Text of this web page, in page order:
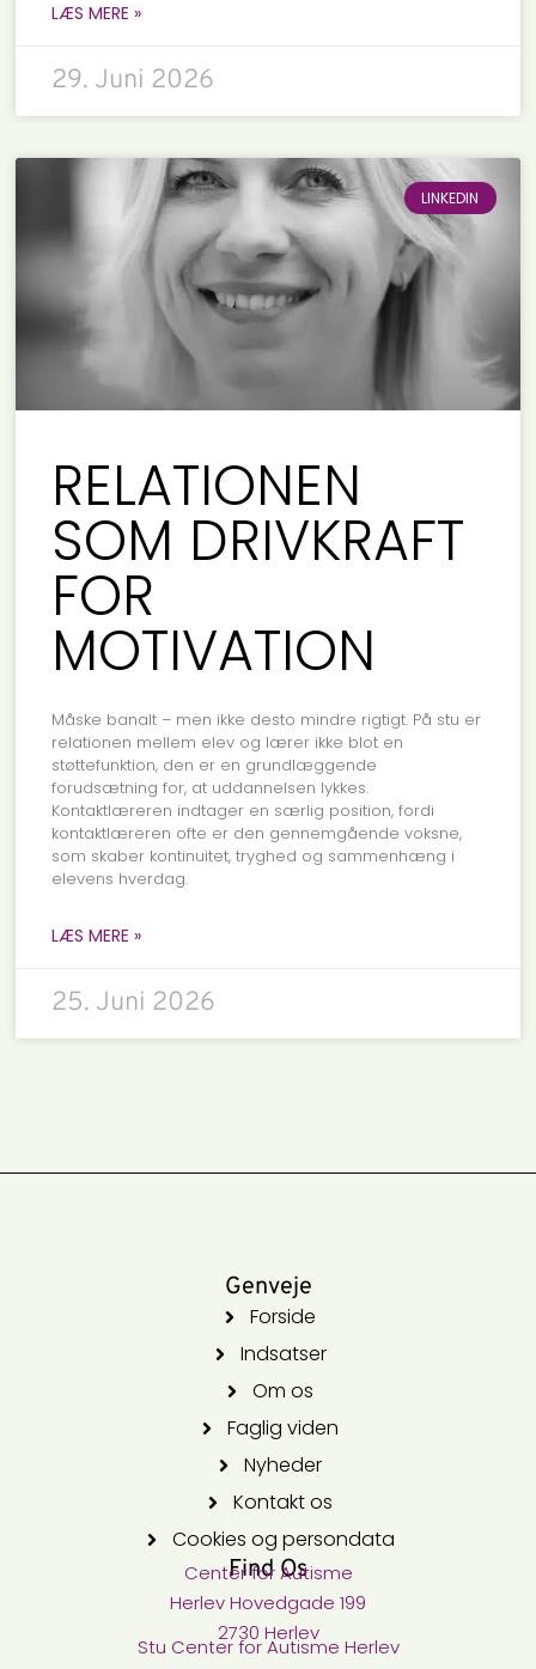
LÆS MERE »
29. Juni 2026
LINKEDIN
RELATIONEN
SOM DRIVKRAFT
FOR
MOTIVATION
Måske banalt – men ikke desto mindre rigtigt. På stu er
relationen mellem elev og lærer ikke blot en
støttefunktion, den er en grundlæggende
forudsætning for, at uddannelsen lykkes.
Kontaktlæreren indtager en særlig position, fordi
kontaktlæreren ofte er den gennemgående voksne,
som skaber kontinuitet, tryghed og sammenhæng i
elevens hverdag.
LÆS MERE »
25. Juni 2026
Genveje
Forside
Indsatser
Om os
Faglig viden
Nyheder
Kontakt os
Cookies og persondata
Find Os
Center for Autisme​
Herlev Hovedgade 199
2730 Herlev
Stu Center for Autisme​ Herlev